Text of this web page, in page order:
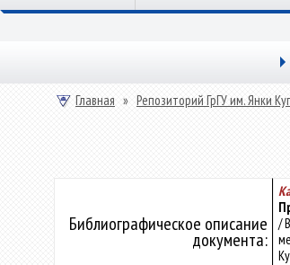
Главная » Репозиторий ГрГУ им. Янки
Библиографическое описание
документа:
/